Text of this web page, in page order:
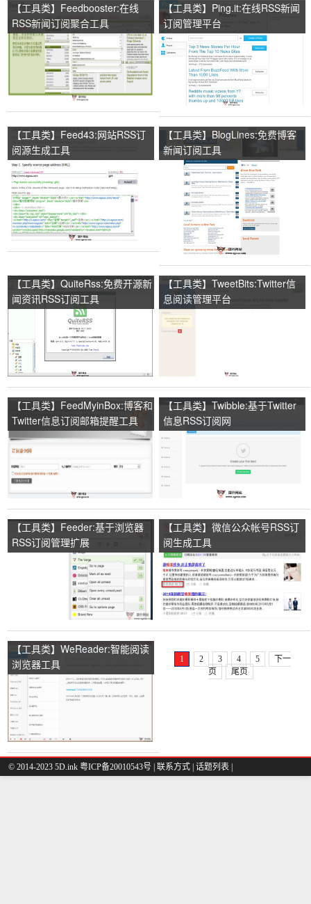
【工具类】Feedbooster:在线
RSS新闻订阅聚合工具
【工具类】Ping.it:在线RSS新闻
订阅管理平台
【工具类】Feed43:网站RSS订
阅源生成工具
【工具类】BlogLines:免费博客
新闻订阅工具
【工具类】QuiteRss:免费开源新
闻资讯RSS订阅工具
【工具类】TweetBits:Twitter信
息阅读管理平台
【工具类】FeedMyinBox:博客和
Twitter信息订阅邮箱提醒工具
【工具类】Twibble:基于Twitter
信息RSS订阅网
【工具类】Feeder:基于浏览器
RSS订阅管理扩展
【工具类】微信公众帐号RSS订
阅生成工具
【工具类】WeReader:智能阅读
浏览器工具
1 2 3 4 5
下一
页
尾页
© 2014-2023 5D.ink 粤ICP备20010543号 联系方式 话题列表